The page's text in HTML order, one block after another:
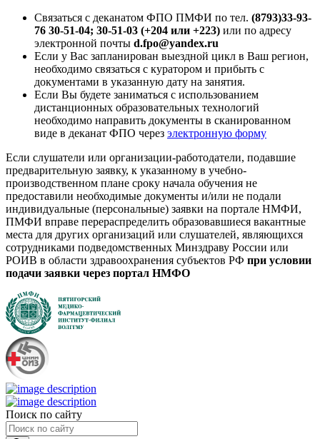
Связаться с деканатом ФПО ПМФИ по тел. (8793)33-93-
76 30-51-04; 30-51-03 (+204 или +223) или по адресу
электронной почты d.fpo@yandex.ru
Если у Вас запланирован выездной цикл в Ваш регион,
необходимо связаться с куратором и прибыть с
документами в указанную дату на занятия.
Если Вы будете заниматься с использованием
дистанционных образовательных технологий
необходимо направить документы в сканированном
виде в деканат ФПО через электронную форму
Если слушатели или организации-работодатели, подавшие
предварительную заявку, к указанному в учебно-
производственном плане сроку начала обучения не
предоставили необходимые документы и/или не подали
индивидуальные (персональные) заявки на портале НМФИ,
ПМФИ вправе перераспределить образовавшиеся вакантные
места для других организаций или слушателей, являющихся
сотрудниками подведомственных Минздраву России или
РОИВ в области здравоохранения субъектов РФ при условии
подачи заявки через портал НМФО
Поиск по сайту